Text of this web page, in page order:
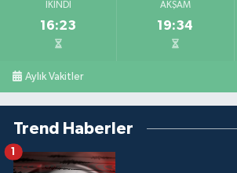
İKINDI
16:23
AKŞAM
19:34
Aylık Vakitler
Trend Haberler
1